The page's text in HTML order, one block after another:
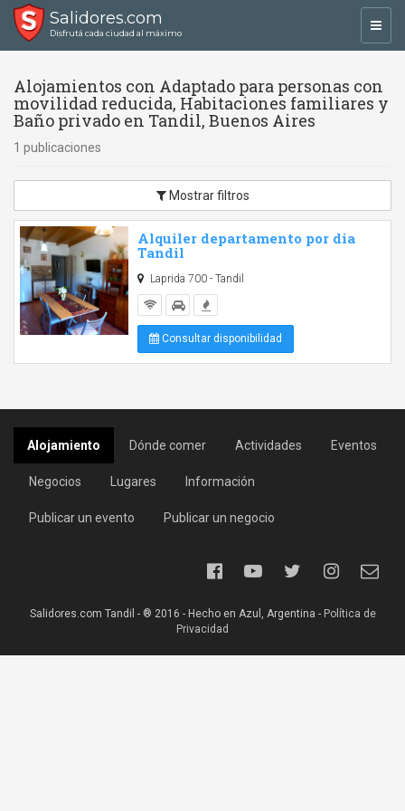
Salidores.com
Disfrutá cada ciudad al máximo
Alojamientos con Adaptado para personas con
movilidad reducida, Habitaciones familiares y
Baño privado en Tandil, Buenos Aires
1 publicaciones
Mostrar filtros
Alquiler departamento por dia
Tandil
Laprida 700 - Tandil
Consultar disponibilidad
Alojamiento Dónde comer Actividades Eventos
Negocios Lugares Información
Publicar un evento Publicar un negocio
Salidores.com Tandil - ® 2016 - Hecho en Azul, Argentina - Política de
Privacidad